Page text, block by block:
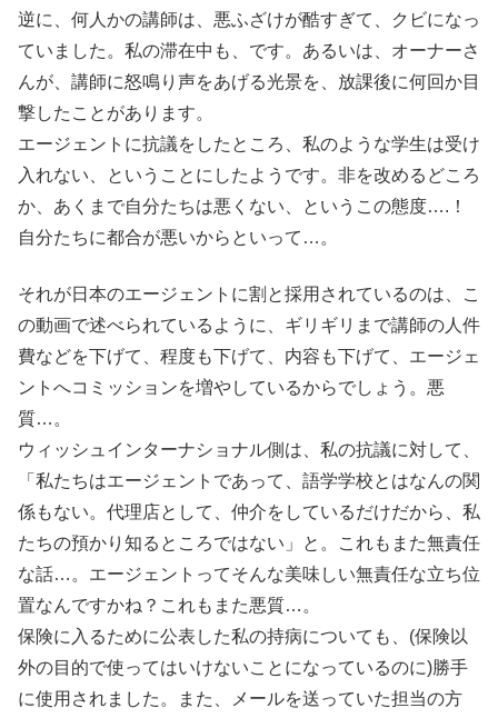
逆に、何人かの講師は、悪ふざけが酷すぎて、クビになっ
ていました。私の滞在中も、です。あるいは、オーナーさ
んが、講師に怒鳴り声をあげる光景を、放課後に何回か目
撃したことがあります。
エージェントに抗議をしたところ、私のような学生は受け
入れない、ということにしたようです。非を改めるどころ
か、あくまで自分たちは悪くない、というこの態度….！
自分たちに都合が悪いからといって…。
それが日本のエージェントに割と採用されているのは、こ
の動画で述べられているように、ギリギリまで講師の人件
費などを下げて、程度も下げて、内容も下げて、エージェ
ントへコミッションを増やしているからでしょう。悪
質…。
ウィッシュインターナショナル側は、私の抗議に対して、
「私たちはエージェントであって、語学学校とはなんの関
係もない。代理店として、仲介をしているだけだから、私
たちの預かり知るところではない」と。これもまた無責任
な話…。エージェントってそんな美味しい無責任な立ち位
置なんですかね？これもまた悪質…。
保険に入るために公表した私の持病についても、(保険以
外の目的で使ってはいけないことになっているのに)勝手
に使用されました。また、メールを送っていた担当の方